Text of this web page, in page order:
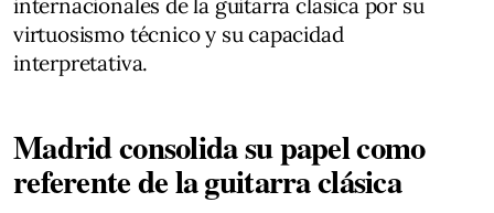
virtuosismo técnico y su capacidad
interpretativa.
Madrid consolida su papel como
referente de la guitarra clásica